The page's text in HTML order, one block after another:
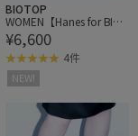
BIOTOP
WOMEN【Hanes for BIOT
OP】TRIBLEND SLEEVEL
ESS SHIRTS 2P
¥6,600
4件
NEW!